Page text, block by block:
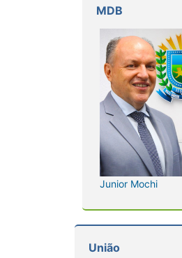
MDB
Junior Mochi
União